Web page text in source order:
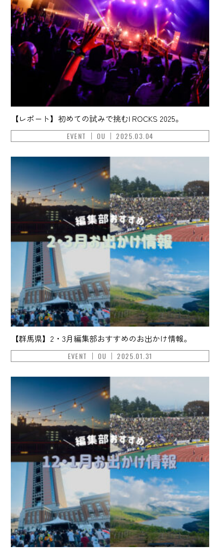
【レポート】初めての試みで挑むI ROCKS 2025。
EVENT OU 2025.03.04
【群馬県】2・3月編集部おすすめのお出かけ情報。
EVENT OU 2025.01.31